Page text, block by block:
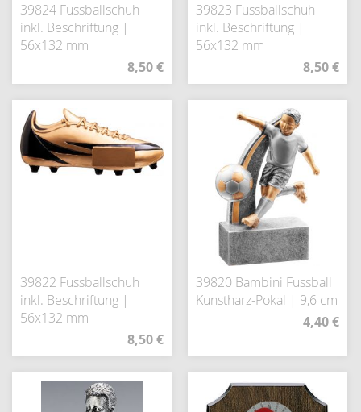
39824 Fussballschuh
inkl. Beschriftung |
56x132 mm
8,50 €
39823 Fussballschuh
inkl. Beschriftung |
56x132 mm
8,50 €
39822 Fussballschuh
inkl. Beschriftung |
56x132 mm
8,50 €
39820 Bambini Fussball
Kunstharz-Pokal | 9,6 cm
4,40 €